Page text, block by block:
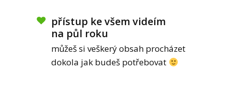
přístup ke všem videím
na půl roku
můžeš si veškerý obsah procházet
dokola jak budeš potřebovat